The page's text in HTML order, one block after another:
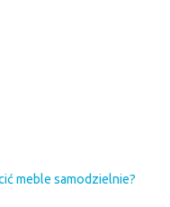
meble samodzielnie?